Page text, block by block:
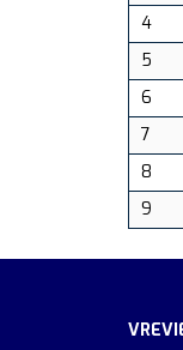
4
5
6
7
8
9